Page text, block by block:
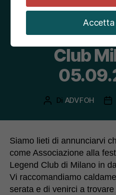
Club
Autore
Di ADVFOH
Siamo lieti di annunciarvi
come Associazione alla
Legend Club di Milano in
Vi raccomandiamo
serata e di venirci a